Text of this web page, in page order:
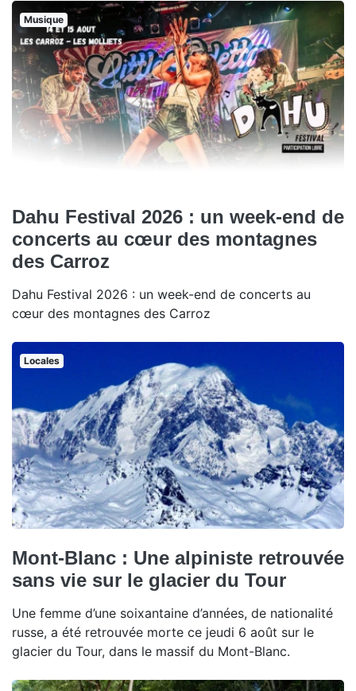
Musique
Dahu Festival 2026 : un week-end de
concerts au cœur des montagnes
des Carroz
Dahu Festival 2026 : un week-end de concerts au
cœur des montagnes des Carroz
Locales
Mont-Blanc : Une alpiniste retrouvée
sans vie sur le glacier du Tour
Une femme d’une soixantaine d’années, de nationalité
russe, a été retrouvée morte ce jeudi 6 août sur le
glacier du Tour, dans le massif du Mont-Blanc.